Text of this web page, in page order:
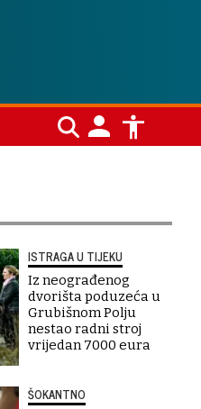
ISTRAGA U TIJEKU
Iz neograđenog
dvorišta poduzeća u
Grubišnom Polju
nestao radni stroj
vrijedan 7000 eura
ŠOKANTNO